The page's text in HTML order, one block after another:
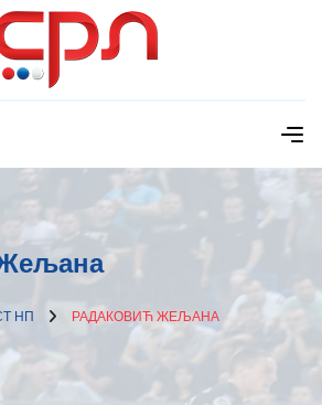
НП РАДАКОВИЋ ЖЕЉАНА